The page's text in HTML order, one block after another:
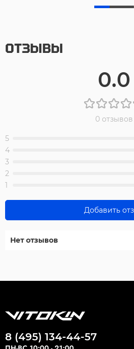
ОТЗЫВЫ
0.0
0 отзывов
5
4
3
2
1
Добавить
Нет отзывов
8 (495) 134-44-57